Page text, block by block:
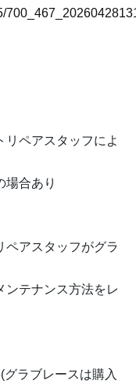
ペアスタッフによ
合あり
アスタッフがグラ
ンテナンス方法をレ
ラブレースは購入